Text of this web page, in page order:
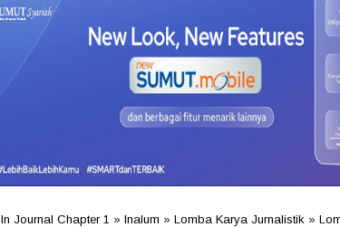
In Journal Chapter 1 » Inalum » Lomba Karya Jurnalistik »